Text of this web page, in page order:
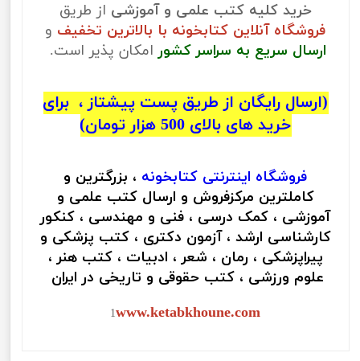
خرید کلیه کتب علمی و آموزشی از طریق
فروشگاه آنلاین کتابخونه با بالاترین تخفیف و
ارسال سریع به سراسر کشور امکان پذیر است.
(ارسال رایگان از طریق پست پیشتاز ، برای
خرید های بالای 500 هزار تومان)
فروشگاه اینترنتی کتابخونه ، بزرگترین و
کاملترین مرکزفروش و ارسال کتب علمی و
آموزشی ، کمک درسی ، فنی و مهندسی ، کنکور
کارشناسی ارشد ، آزمون دکتری ، کتب پزشکی و
پیراپزشکی ، رمان ، شعر ، ادبیات ، کتب هنر ،
علوم ورزشی ، کتب حقوقی و تاریخی در ایران
1www.ketabkhoune.com